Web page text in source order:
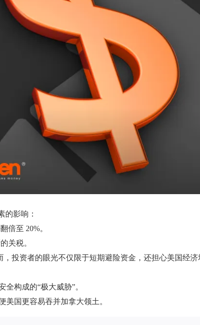
的影响：
倍至 20%。
关税。
投资者的眼光不仅限于短期避险资金，还担心美国经济
构成的“极大威胁”。
国更容易吞并加拿大领土。